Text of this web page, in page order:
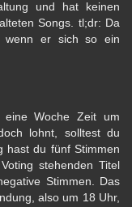
und hat keinen
Songs. tl;dr: Da
wenn er sich so ein
Woche Zeit um
lohnt, solltest du
hast du fünf Stimmen
stehenden Titel
Stimmen. Das
also um 18 Uhr,